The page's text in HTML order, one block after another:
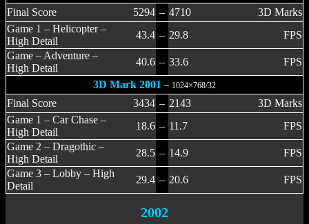
Final Score 5294 – 4710
3D Marks
Game 1 – Helicopter –
High Detail
43.4 – 29.8
FPS
Game – Adventure –
High Detail
40.6 – 33.6
FPS
3D Mark 2001 – 1024×768/32
Final Score 3434 – 2143
3D Marks
Game 1 – Car Chase –
High Detail
18.6 – 11.7
FPS
Game 2 – Dragothic –
High Detail
28.5 – 14.9
FPS
Game 3 – Lobby – High
Detail
29.4 – 20.6 FPS
2002